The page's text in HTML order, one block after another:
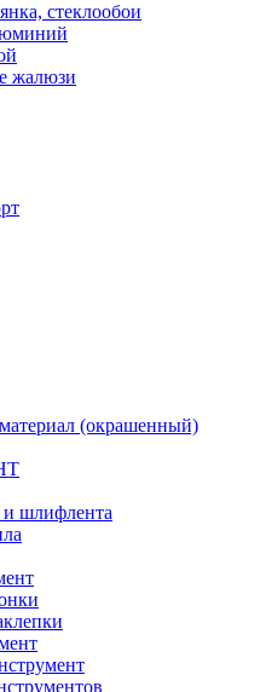
стеклообои
жалюзи
(окрашенный)
и шлифлента